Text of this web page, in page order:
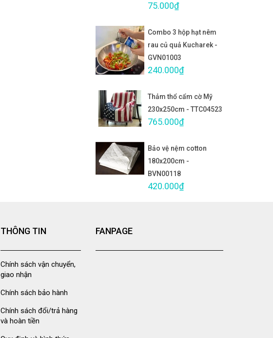
75.000₫
Combo 3 hộp hạt nêm
rau củ quả Kucharek -
GVN01003
240.000₫
Thảm thổ cẩm cờ Mỹ
230x250cm - TTC04523
765.000₫
Bảo vệ nệm cotton
180x200cm -
BVN00118
420.000₫
THÔNG TIN
Chính sách vận chuyển,
giao nhận
Chính sách bảo hành
Chính sách đổi/trả hàng
và hoàn tiền
FANPAGE